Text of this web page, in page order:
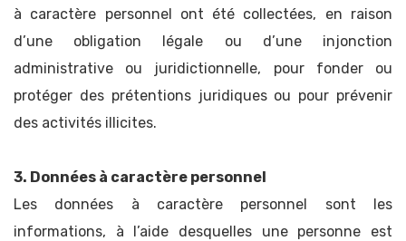
à caractère personnel ont été collectées, en raison
d’une obligation légale ou d’une injonction
administrative ou juridictionnelle, pour fonder ou
protéger des prétentions juridiques ou pour prévenir
des activités illicites.
3. Données à caractère personnel
Les données à caractère personnel sont les
informations, à l’aide desquelles une personne est